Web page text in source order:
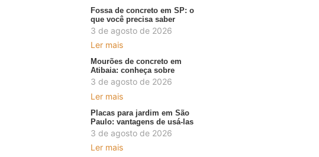
Fossa de concreto em SP: o
que você precisa saber
3 de agosto de 2026
Ler mais
Mourões de concreto em
Atibaia: conheça sobre
3 de agosto de 2026
Ler mais
Placas para jardim em São
Paulo: vantagens de usá-las
3 de agosto de 2026
Ler mais